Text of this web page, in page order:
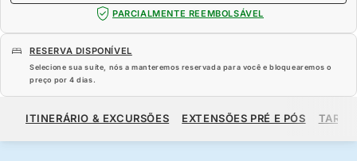
PARCIALMENTE REEMBOLSÁVEL
RESERVA DISPONÍVEL
Selecione sua suíte, nós a manteremos reservada para você e bloquearemos o
preço por 4 dias.
A PARTIR DE US$ 4.500
ITINERÁRIO & EXCURSÕES EXTENSÕES PRÉ E PÓS